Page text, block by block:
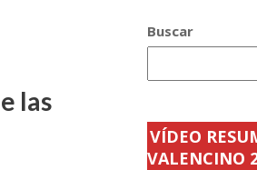
las
Buscar
VÍDEO
VALENCINO